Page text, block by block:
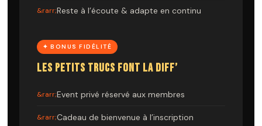
Reste à l’écoute & adapte en continu
✦ BONUS FIDÉLITÉ
LES PETITS TRUCS FONT LA DIFF’
Event privé réservé aux membres
Cadeau de bienvenue à l’inscription